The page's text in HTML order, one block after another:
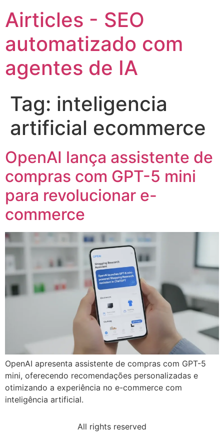
Airticles - SEO
automatizado com
agentes de IA
Tag: inteligencia
artificial ecommerce
OpenAI lança assistente de
compras com GPT-5 mini
para revolucionar e-
commerce
OpenAI apresenta assistente de compras com GPT-5
mini, oferecendo recomendações personalizadas e
otimizando a experiência no e-commerce com
inteligência artificial.
All rights reserved